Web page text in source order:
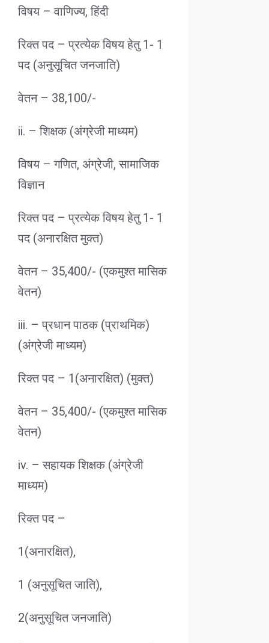
विषय – वाणिज्य, हिंदी
रिक्त पद – प्रत्येक विषय हेतु 1- 1
पद (अनुसूचित जनजाति)
वेतन – 38,100/-
ii. – शिक्षक (अंग्रेजी माध्यम)
विषय – गणित, अंग्रेजी, सामाजिक
विज्ञान
रिक्त पद – प्रत्येक विषय हेतु 1- 1
पद (अनारक्षित मुक्त)
वेतन – 35,400/- (एकमुश्त मासिक
वेतन)
iii. – प्रधान पाठक (प्राथमिक)
(अंग्रेजी माध्यम)
रिक्त पद – 1(अनारक्षित) (मुक्त)
वेतन – 35,400/- (एकमुश्त मासिक
वेतन)
iv. – सहायक शिक्षक (अंग्रेजी
माध्यम)
रिक्त पद –
1(अनारक्षित),
1 (अनुसूचित जाति),
2(अनुसूचित जनजाति)